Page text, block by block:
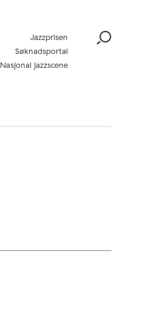
Jazzprisen
Søknadsportal
Nasjonal jazzscene